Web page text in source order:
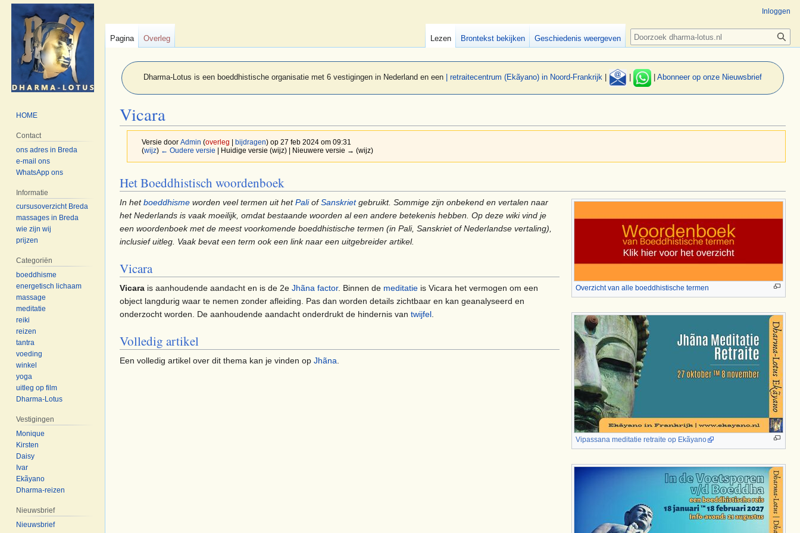
Dharma-Lotus is een boeddhistische organisatie met 6 vestigingen in Nederland en een | retraitecentrum (Ekãyano) in Noord-Frankrijk Abonneer op onze Nieuwsbrief
Vicara
Versie door Admin (overleg | bijdragen)op 27 feb 2024 om 09:31
(wijz) ← Oudere versie | Huidige versie (wijz) | Nieuwere versie → (wijz)
Naar
navigatie
springen
Naar
zoeken
springen
Het Boeddhistisch woordenboek
Overzicht van alle boeddhistische termen
In hetboeddhisme worden veel termen uit hetPaliofSanskrietgebruikt. Sommige zijn onbekend en vertalen naar
het Nederlands is vaak moeilijk, omdat bestaande woorden al een andere betekenis hebben. Op deze wiki vind je
een woordenboek met de meest voorkomende boeddhistische termen (in Pali, Sanskriet of Nederlandse vertaling),
inclusief uitleg. Vaak bevat een term ook een link naar een uitgebreider artikel.
Vipassana meditatie retraite op Ekãyano
Vicara
Vicara is aanhoudende aandacht en is de 2e Jhãna factor. Binnen de meditatie is Vicara het vermogen om een
object langdurig waar te nemen zonder afleiding. Pas dan worden details zichtbaar en kan geanalyseerd en
onderzocht worden. De aanhoudende aandacht onderdrukt de hindernis van twijfel
Volledig artikel
Een volledig artikel over dit thema kan je vinden op Jhãna
Inloggen
Pagina Overleg Lezen Brontekst bekijken Geschiedenis weergeven Zoeken
HOME
Contact
ons adres in Breda
e-mail ons
WhatsApp ons
Informatie
cursusoverzicht Breda
massages in Breda
wie zijn wij
prijzen
Categoriën
boeddhisme
energetisch lichaam
massage
meditatie
reiki
reizen
tantra
voeding
winkel
yoga
uitleg op film
Dharma-Lotus
Vestigingen
Monique
Kirsten
Daisy
Ivar
Ekãyano
Dharma-reizen
Nieuwsbrief
Nieuwsbrief